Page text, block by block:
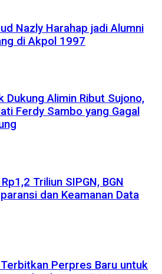
Nazly Harahap jadi Alumni
di Akpol 1997
Dukung Alimin Ribut Sujono,
Ferdy Sambo yang Gagal
Triliun SIPGN, BGN
dan Keamanan Data
Terbitkan Perpres Baru untuk